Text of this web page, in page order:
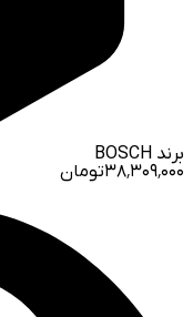
برند BOSCH
۳۸٬۳۰۹٬۰۰۰تومان